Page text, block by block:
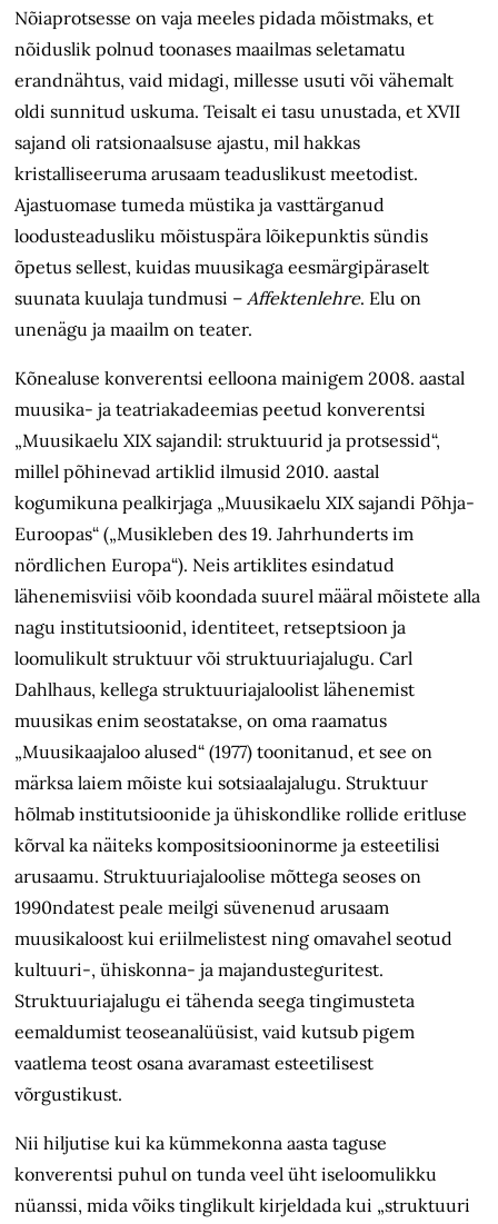
Nõiaprotsesse on vaja meeles pidada mõistmaks, et
nõiduslik polnud toonases maailmas seletamatu
erandnähtus, vaid midagi, millesse usuti või vähemalt
oldi sunnitud uskuma. Teisalt ei tasu unustada, et XVII
sajand oli ratsionaalsuse ajastu, mil hakkas
kristalliseeruma arusaam teaduslikust meetodist.
Ajastuomase tumeda müstika ja vasttärganud
loodusteadusliku mõistuspära lõikepunktis sündis
õpetus sellest, kuidas muusikaga eesmärgipäraselt
suunata kuulaja tundmusi –Affektenlehre. Elu on
unenägu ja maailm on teater.
Kõnealuse konverentsi eelloona mainigem 2008. aastal
muusika- ja teatriakadeemias peetud konverentsi
„Muusika­elu XIX sajandil: struktuurid ja protsessid“,
millel põhinevad artiklid ilmusid 2010. aastal
kogumikuna pealkirjaga „Muusikaelu XIX sajandi Põhja-
Euroopas“ („Musikleben des 19. Jahrhunderts im
nördlichen Europa“). Neis artiklites esindatud
lähenemisviisi võib koondada suurel määral mõistete alla
nagu institutsioonid, identiteet, retseptsioon ja
loomulikult struktuur või struktuuriajalugu. Carl
Dahlhaus, kellega struktuuri­ajaloolist lähenemist
muusikas enim seostatakse, on oma raamatus
„Muusikaajaloo alused“ (1977) toonitanud, et see on
märksa laiem mõiste kui sotsiaalajalugu. Struktuur
hõlmab institutsioonide ja ühiskondlike rollide eritluse
kõrval ka näiteks kompositsiooninorme ja esteetilisi
arusaamu. Struktuuriajaloolise mõttega seoses on
1990ndatest peale meilgi süvenenud arusaam
muusikaloost kui eriilmelistest ning omavahel seotud
kultuuri-, ühiskonna- ja majandus­teguritest.
Struktuuriajalugu ei tähenda seega tingimusteta
eemaldumist teoseanalüüsist, vaid kutsub pigem
vaatlema teost osana avaramast esteetilisest
võrgustikust.
Nii hiljutise kui ka kümmekonna aasta taguse
konverentsi puhul on tunda veel üht iseloomulikku
nüanssi, mida võiks tinglikult kirjeldada kui „struktuuri